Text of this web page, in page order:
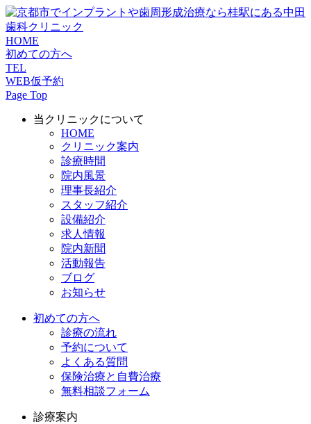
HOME
初めての方へ
TEL
WEB仮予約
Page Top
当クリニックについて
HOME
クリニック案内
診療時間
院内風景
理事長紹介
スタッフ紹介
設備紹介
求人情報
院内新聞
活動報告
ブログ
お知らせ
初めての方へ
診療の流れ
予約について
よくある質問
保険治療と自費治療
無料相談フォーム
診療案内